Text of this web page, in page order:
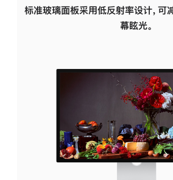
标准玻璃面板采用低反射率设计，可
幕眩光。